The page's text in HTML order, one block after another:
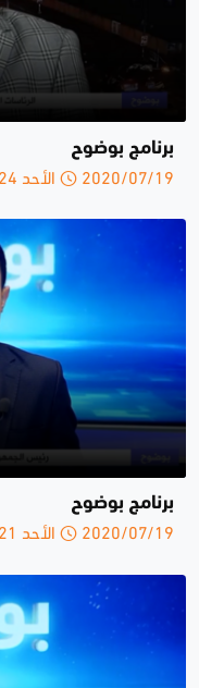
برنامج بوضوح
2020/07/19 الأحد 23:24 م
برنامج بوضوح
2020/07/19 الأحد 23:21 م